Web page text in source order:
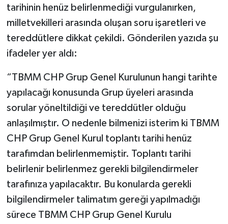
tarihinin henüz belirlenmediği vurgulanırken,
milletvekilleri arasında oluşan soru işaretleri ve
tereddütlere dikkat çekildi. Gönderilen yazıda şu
ifadeler yer aldı:
“TBMM CHP Grup Genel Kurulunun hangi tarihte
yapılacağı konusunda Grup üyeleri arasında
sorular yöneltildiği ve tereddütler olduğu
anlaşılmıştır. O nedenle bilmenizi isterim ki TBMM
CHP Grup Genel Kurul toplantı tarihi henüz
tarafımdan belirlenmemiştir. Toplantı tarihi
belirlenir belirlenmez gerekli bilgilendirmeler
tarafınıza yapılacaktır. Bu konularda gerekli
bilgilendirmeler talimatım gereği yapılmadığı
sürece TBMM CHP Grup Genel Kurulu